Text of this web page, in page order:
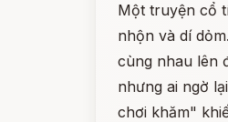
Một truyện cổ
nhộn và dí
cùng nhau lên
nhưng ai ngờ
chơi khăm"